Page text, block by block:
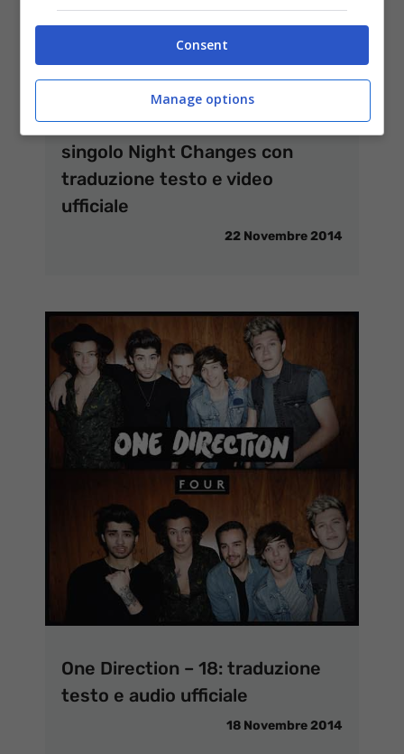
One Direction: ascolta il nuovo
singolo Night Changes con
traduzione testo e video
ufficiale
22 Novembre 2014
One Direction – 18: traduzione
testo e audio ufficiale
18 Novembre 2014
Consent
Manage options